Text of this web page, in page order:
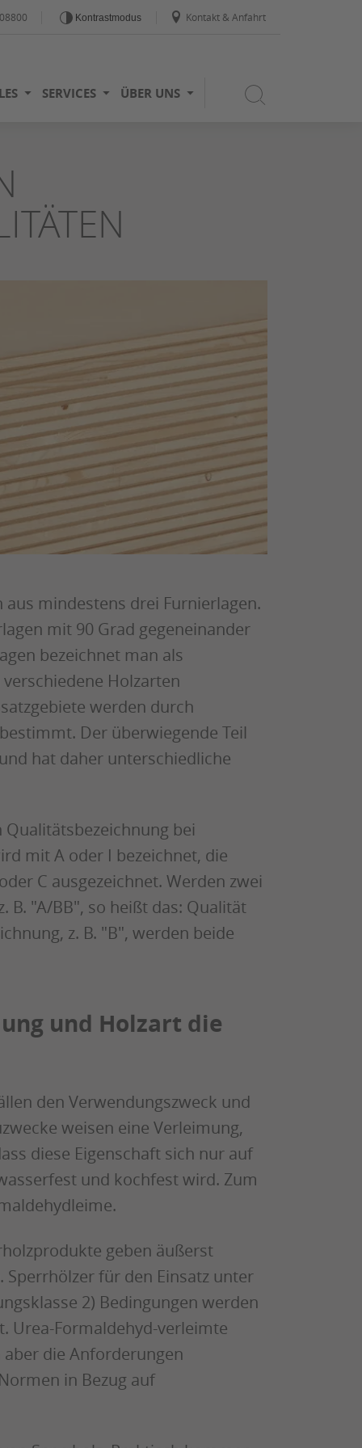
Kontrastmodus Kontakt & Anfahrt
SERVICES ÜBER UNS
mindestens drei Furnierlagen.
mit 90 Grad gegeneinander
bezeichnet man als
Holzarten
werden durch
Der überwiegende Teil
hat daher unterschiedliche
bei
mit A oder I bezeichnet, die
C ausgezeichnet. Werden zwei
B. "A/BB", so heißt das: Qualität
z. B. "B", werden beide
und Holzart die
den Verwendungszweck und
weisen eine Verleimung,
diese Eigenschaft sich nur auf
und kochfest wird. Zum
geben äußerst
für den Einsatz unter
2) Bedingungen werden
Urea-Formaldehyd-verleimte
die Anforderungen
in Bezug auf